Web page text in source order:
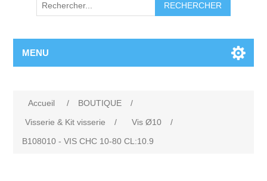
RECHERCHER
MENU
Accueil / BOUTIQUE
/
Visserie & Kit visserie
/ Vis Ø10
/
B108010 - VIS CHC 10-80 CL:10.9